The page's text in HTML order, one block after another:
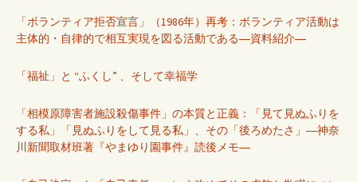
「ボランティア拒否宣言」（1986年）再考：ボランティア活動は
主体的・自律的で相互実現を図る活動である―資料紹介―
「福祉」と “ふくし” 、そして幸福学
「相模原障害者施設殺傷事件」の本質と正義：「見て見ぬふりを
する私」「見ぬふりをして見る私」、その「後ろめたさ」―神奈
川新聞取材班著『やまゆり園事件』読後メモ―